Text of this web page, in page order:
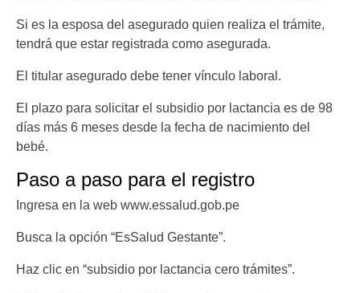
Si es la esposa del asegurado quien realiza el trámite,
tendrá que estar registrada como asegurada.
El titular asegurado debe tener vínculo laboral.
El plazo para solicitar el subsidio por lactancia es de 98
días más 6 meses desde la fecha de nacimiento del
bebé.
Paso a paso para el registro
Ingresa en la web www.essalud.gob.pe
Busca la opción “EsSalud Gestante”.
Haz clic en “subsidio por lactancia cero trámites”.